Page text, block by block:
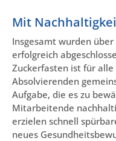
Mit
Insgesamt wurden
erfolgreich
Zuckerfasten ist für
Absolvierenden
Aufgabe, die es zu
Mitarbeitende
erzielen schnell
neues